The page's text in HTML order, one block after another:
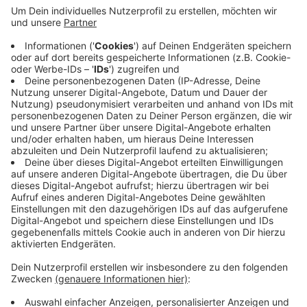
in akuten Krisen zu telefonieren oder persönlich
Chance, erst einmal anonym und diskret Kontakt
aufzunehmen. Man wolle für Wuppertaler in
psychischen oder sozialen Notsituationen
jederzeit und auf verschiedenen wegen erreichbar
sein. Die Beraterinnen und Berater sind speziell für
E-Mail-Kommunikation geschult worden.
Veröffentlicht:Mittwoch, 17.07.2024 14:37
Anzeige
Anzeige